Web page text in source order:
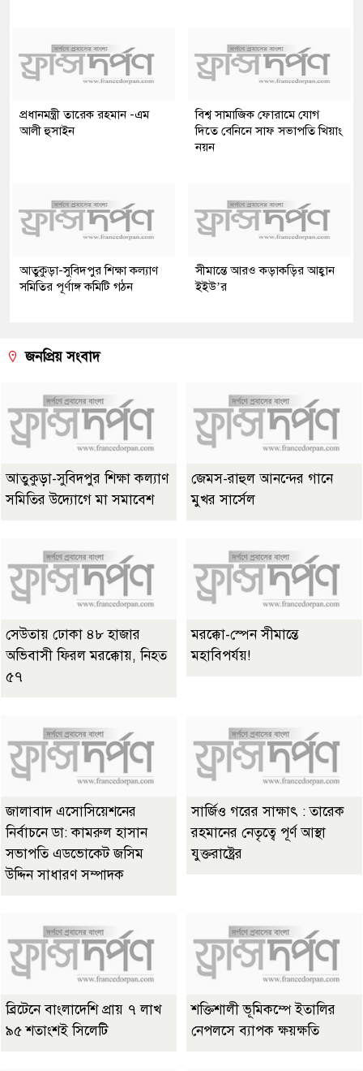
প্রধানমন্ত্রী তারেক রহমান -এম
আলী হুসাইন
বিশ্ব সামাজিক ফোরামে যোগ
দিতে বেনিনে সাফ সভাপতি খিয়াং
নয়ন
আতুকুড়া-সুবিদপুর শিক্ষা কল্যাণ
সমিতির পূর্ণাঙ্গ কমিটি গঠন
সীমান্তে আরও কড়াকড়ির আহ্বান
ইইউ’র
জনপ্রিয় সংবাদ
আতুকুড়া-সুবিদপুর শিক্ষা কল্যাণ
সমিতির উদ্যোগে মা সমাবেশ
জেমস-রাহুল আনন্দের গানে
মুখর সার্সেল
সেউতায় ঢোকা ৪৮ হাজার
অভিবাসী ফিরল মরক্কোয়, নিহত
৫৭
মরক্কো-স্পেন সীমান্তে
মহাবিপর্যয়!
জালাবাদ এসোসিয়েশনের
নির্বাচনে ডা: কামরুল হাসান
সভাপতি এডভোকেট জসিম
উদ্দিন সাধারণ সম্পাদক
সার্জিও গরের সাক্ষাৎ : তারেক
রহমানের নেতৃত্বে পূর্ণ আস্থা
যুক্তরাষ্ট্রের
ব্রিটেনে বাংলাদেশি প্রায় ৭ লাখ
৯৫ শতাংশই সিলেটি
শক্তিশালী ভূমিকম্পে ইতালির
নেপলসে ব্যাপক ক্ষয়ক্ষতি